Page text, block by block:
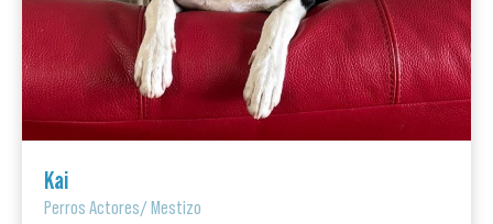
Kai
Perros Actores/Mestizo